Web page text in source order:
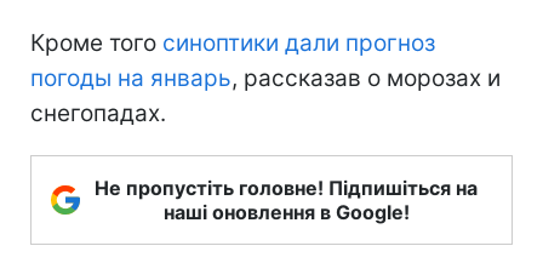
Кроме того синоптики дали прогноз
погоды на январь, рассказав о морозах и
снегопадах.
Не пропустіть головне! Підпишіться на
наші оновлення в Google!